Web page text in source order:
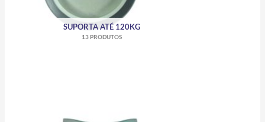
SUPORTA ATÉ 120KG
13 PRODUTOS